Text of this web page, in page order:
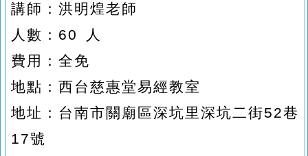
講師：洪明煌老師
人數：60 人
費用：全免
地點：西台慈惠堂易經教室
地址：台南市關廟區深坑里深坑二街52巷
17號